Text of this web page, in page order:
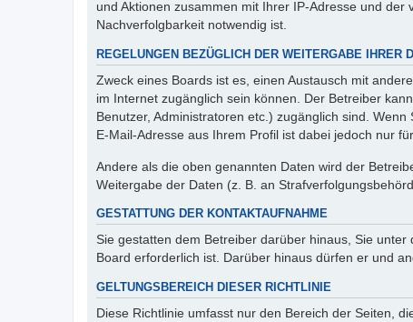
und Aktionen zusammen mit Ihrer IP-Adresse und
Nachverfolgbarkeit notwendig ist.
REGELUNGEN BEZÜGLICH DER WEITERGABE IHRER
Zweck eines Boards ist es, einen Austausch mit
im Internet zugänglich sein können. Der Betreiber
Benutzer, Administratoren etc.) zugänglich sind.
E-Mail-Adresse aus Ihrem Profil ist dabei jedoch nur
Andere als die oben genannten Daten wird der
Weitergabe der Daten (z. B. an
GESTATTUNG DER KONTAKTAUFNAHME
Sie gestatten dem Betreiber darüber hinaus, Sie
Board erforderlich ist. Darüber hinaus dürfen er und
GELTUNGSBEREICH DIESER RICHTLINIE
Diese Richtlinie umfasst nur den Bereich der Seiten,